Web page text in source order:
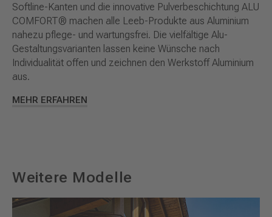
Softline-Kanten und die innovative Pulverbeschichtung ALU
COMFORT® machen alle Leeb-Produkte aus Aluminium
nahezu pflege- und wartungsfrei. Die vielfältige Alu-
Gestaltungsvarianten lassen keine Wünsche nach
Individualität offen und zeichnen den Werkstoff Aluminium
aus.
MEHR ERFAHREN
Weitere Modelle